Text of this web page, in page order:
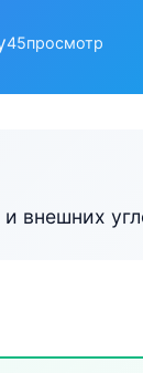
45просмотр
внешних